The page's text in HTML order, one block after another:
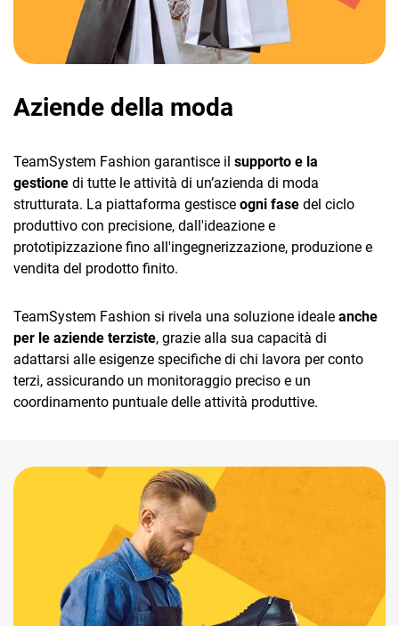
Aziende della moda
TeamSystem Fashion garantisce il supporto e la
gestione di tutte le attività di un’azienda di moda
strutturata. La piattaforma gestisce ogni fase del ciclo
produttivo con precisione, dall'ideazione e
prototipizzazione fino all'ingegnerizzazione, produzione e
vendita del prodotto finito.
TeamSystem Fashion si rivela una soluzione ideale anche
per le aziende terziste, grazie alla sua capacità di
adattarsi alle esigenze specifiche di chi lavora per conto
terzi, assicurando un monitoraggio preciso e un
coordinamento puntuale delle attività produttive.